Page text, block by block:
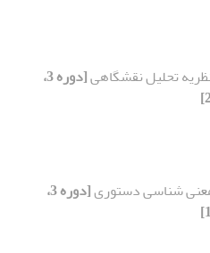
تحلیل نقشگاهی
[دوره 3،
شناسی دستوری
[دوره 3،